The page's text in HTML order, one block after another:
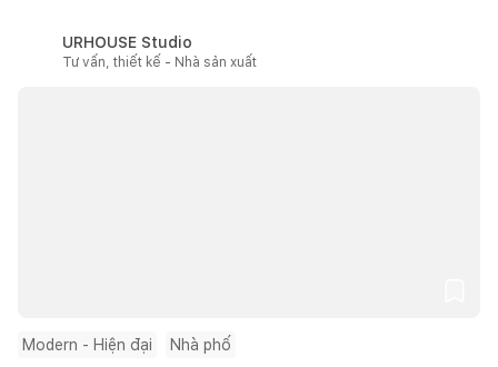
URHOUSE Studio
Tư vấn, thiết kế - Nhà sản xuất
Modern - Hiện đại Nhà phố